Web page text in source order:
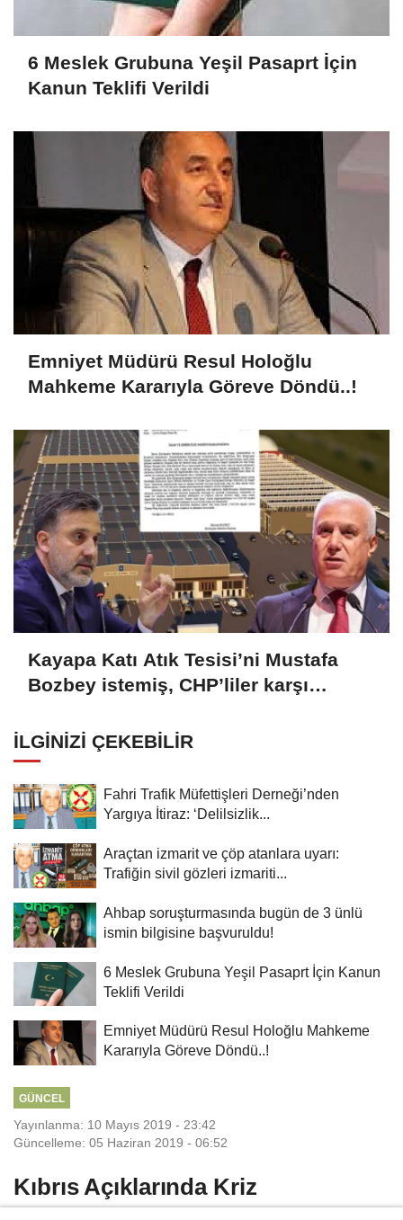
6 Meslek Grubuna Yeşil Pasaprt İçin
Kanun Teklifi Verildi
Emniyet Müdürü Resul Holoğlu
Mahkeme Kararıyla Göreve Döndü..!
Kayapa Katı Atık Tesisi’ni Mustafa
Bozbey istemiş, CHP’liler karşı
İLGINIZI ÇEKEBILIR
Fahri Trafik Müfettişleri Derneği’nden
Yargıya İtiraz: ‘Delilsizlik...
Araçtan izmarit ve çöp atanlara uyarı:
Trafiğin sivil gözleri izmariti...
Ahbap soruşturmasında bugün de 3 ünlü
ismin bilgisine başvuruldu!
6 Meslek Grubuna Yeşil Pasaprt İçin Kanun
Teklifi Verildi
Emniyet Müdürü Resul Holoğlu Mahkeme
Kararıyla Göreve Döndü..!
GÜNCEL
Yayınlanma: 10 Mayıs 2019 - 23:42
Güncelleme: 05 Haziran 2019 - 06:52
Kıbrıs Açıklarında Kriz